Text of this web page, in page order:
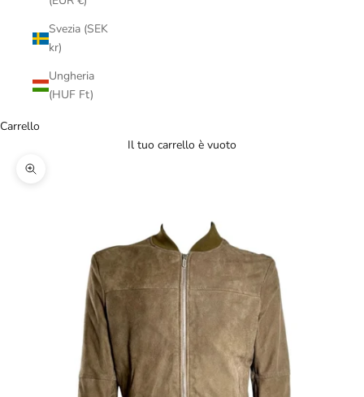
Svezia (SEK
kr)
Ungheria
(HUF Ft)
Carrello
Il tuo carrello è vuoto
Ingrandisci immagine